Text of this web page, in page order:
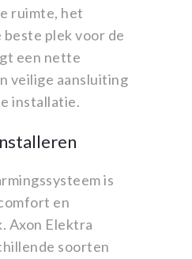
ruimte, het
plek voor de
een nette
veilige aansluiting
installatie.
is
en
Axon Elektra
soorten